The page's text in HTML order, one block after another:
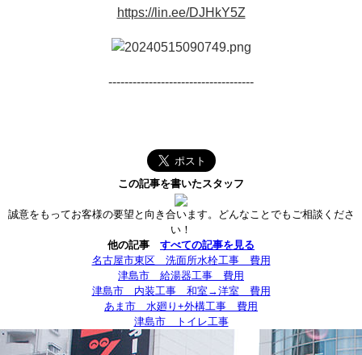
https://lin.ee/DJHkY5Z
------------------------------------
この記事を書いたスタッフ
誠意をもってお客様の要望と向き合います。どんなことでもご相談くださ
い！
他の記事 すべての記事を見る
名古屋市東区 洗面所水栓工事 費用
津島市 給湯器工事 費用
津島市 内装工事 和室→洋室 費用
あま市 水廻り+外構工事 費用
津島市 トイレ工事